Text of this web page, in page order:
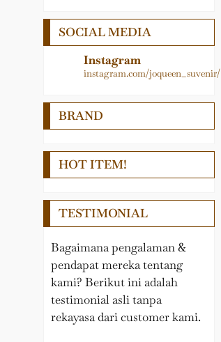
Logam
LAIN – LAIN
PEDEL
Nama Meja
Pin, Gantungan kunci,
Plakat Kayu
Tropy
Medali
Papan Nama
Piala
Plakat
Samir
SOCIAL MEDIA
Instagram
instagram.com/joqueen_suvenir/
BRAND
HOT ITEM!
TESTIMONIAL
Bagaimana pengalaman &
pendapat mereka tentang
kami? Berikut ini adalah
testimonial asli tanpa
rekayasa dari customer kami.